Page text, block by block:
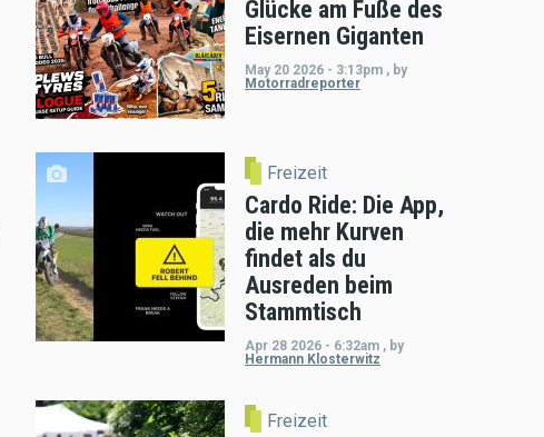
Glücke am Fuße des
Eisernen Giganten
May 20 2026 - 3:13pm , by
Motorradreporter
Freizeit
Cardo Ride: Die App,
die mehr Kurven
findet als du
Ausreden beim
Stammtisch
Apr 28 2026 - 6:32am , by
Hermann Klosterwitz
Freizeit